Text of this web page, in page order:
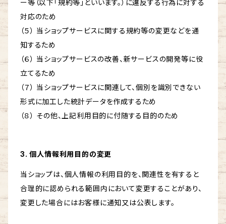
ー等（以下「規約等」といいます。）に違反する行為に対する
対応のため
（５） 当ショップサービスに関する規約等の変更などを通
知するため
（６） 当ショップサービスの改善、新サービスの開発等に役
立てるため
（７） 当ショップサービスに関連して、個別を識別できない
形式に加工した統計データを作成するため
（８） その他、上記利用目的に付随する目的のため
3. 個人情報利用目的の変更
当ショップは、個人情報の利用目的を、関連性を有すると
合理的に認められる範囲内において変更することがあり、
変更した場合にはお客様に通知又は公表します。